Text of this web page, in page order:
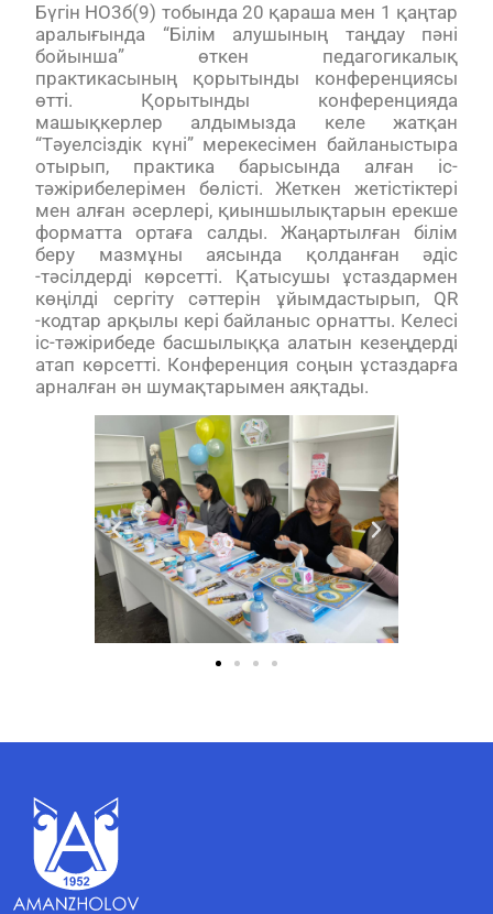
Бүгін НО3б(9) тобында 20 қараша мен 1 қаңтар
аралығында “Білім алушының таңдау пәні
бойынша” өткен педагогикалық
практикасының қорытынды конференциясы
өтті. Қорытынды конференцияда
машықкерлер алдымызда келе жатқан
“Тәуелсіздік күні” мерекесімен байланыстыра
отырып, практика барысында алған іс-
тәжірибелерімен бөлісті. Жеткен жетістіктері
мен алған әсерлері, қиыншылықтарын ерекше
форматта ортаға салды. Жаңартылған білім
беру мазмұны аясында қолданған әдіс
-тәсілдерді көрсетті. Қатысушы ұстаздармен
көңілді сергіту сәттерін ұйымдастырып, QR
-кодтар арқылы кері байланыс орнатты. Келесі
іс-тәжірибеде басшылыққа алатын кезеңдерді
атап көрсетті. Конференция соңын ұстаздарға
арналған ән шумақтарымен аяқтады.